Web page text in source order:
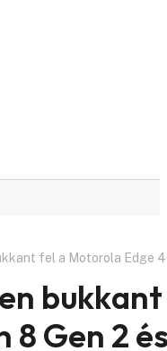
fel a Motorola Edge
Gen 2